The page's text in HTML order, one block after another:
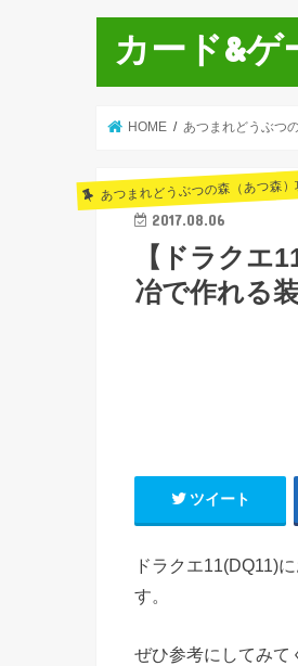
カード&ゲ
HOME あつまれどうぶつ
あつまれどうぶつの森（あつ森
2017.08.06
【ドラクエ
冶で作れる
ツイート
ドラクエ11(DQ11)
す。
ぜひ参考にしてみて